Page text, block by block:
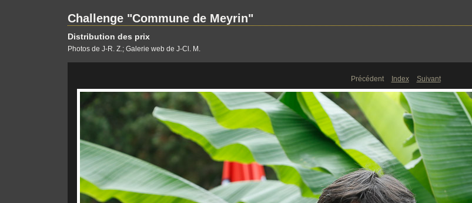
Challenge "Commune de Meyrin"
Distribution des prix
Photos de J-R. Z.; Galerie web de J-Cl. M.
Précédent Index Suivant